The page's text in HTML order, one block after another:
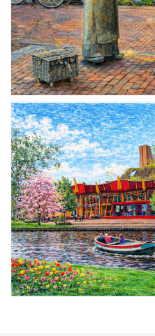
Webcams
De leukste routes
Interactieve plattegrond
Winkelen in Sneek
Bootverhuur